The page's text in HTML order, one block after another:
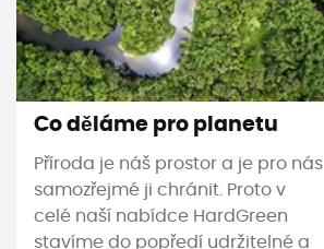
Co děláme pro planetu
Příroda je náš prostor a je pro nás
samozřejmé ji chránit. Proto v
celé naší nabídce HardGreen
stavíme do popředí udržitelné a